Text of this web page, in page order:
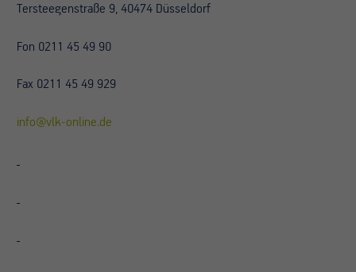
Tersteegenstraße 9, 40474 Düsseldorf
Fon 0211 45 49 90
Fax 0211 45 49 929
info@vlk-online.de